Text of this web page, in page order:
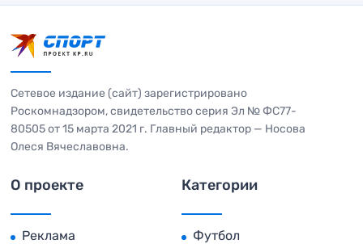
Сетевое издание (сайт) зарегистрировано
Роскомнадзором, свидетельство серия Эл № ФС77-
80505 от 15 марта 2021 г. Главный редактор — Носова
Олеся Вячеславовна.
О проекте
Реклама
Категории
Футбол